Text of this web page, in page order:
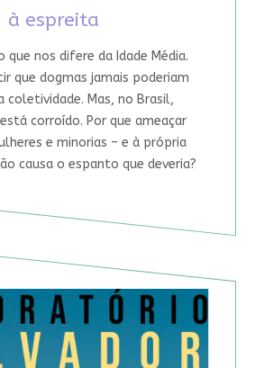
à espreita
que nos difere da Idade Média.
que dogmas jamais poderiam
coletividade. Mas, no Brasil,
corroído. Por que ameaçar
e minorias – e à própria
causa o espanto que deveria?